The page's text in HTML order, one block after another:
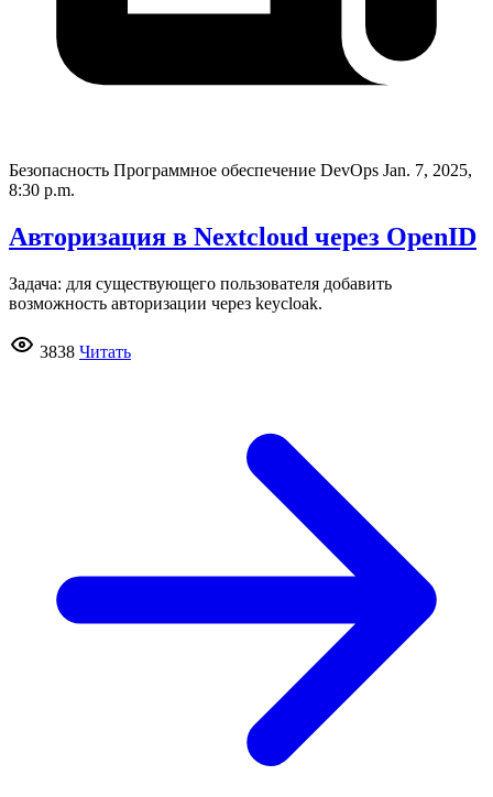
Безопасность Программное обеспечение DevOps Jan. 7, 2025,
8:30 p.m.
Авторизация в Nextcloud через OpenID
Задача: для существующего пользователя добавить
возможность авторизации через keycloak.
3838 Читать